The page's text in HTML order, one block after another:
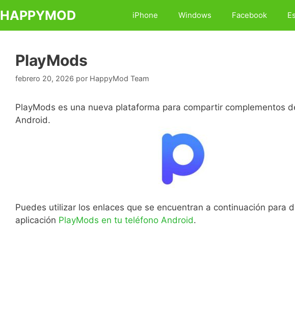
HAPPYMOD iPhone Windows Facebook
PlayMods
febrero 20, 2026 por HappyMod Team
PlayMods es una nueva plataforma para compartir complementos
Android.
Puedes utilizar los enlaces que se encuentran a continuación para
aplicación PlayMods en tu teléfono Android.